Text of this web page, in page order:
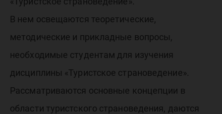
В нем освещаются теоретические,
методические и прикладные вопросы,
необходимые студентам для изучения
дисциплины «Туристское страноведение».
Рассматриваются основные концепции в
области туристского страноведения, даются